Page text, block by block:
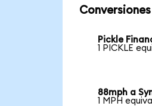
Pickle
1 PICKLE
88mph a
1 MPH